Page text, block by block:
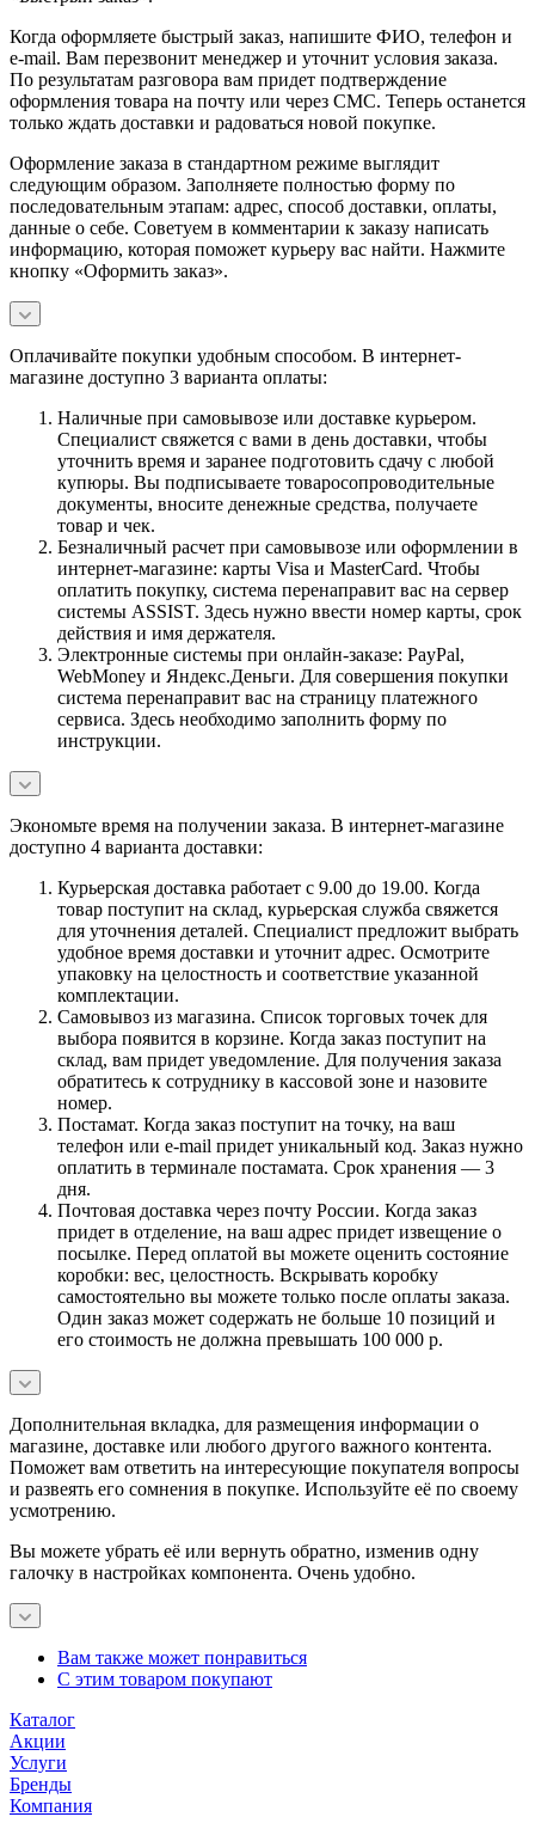
Когда оформляете быстрый заказ, напишите ФИО, телефон и
e-mail. Вам перезвонит менеджер и уточнит условия заказа.
По результатам разговора вам придет подтверждение
оформления товара на почту или через СМС. Теперь останется
только ждать доставки и радоваться новой покупке.
Оформление заказа в стандартном режиме выглядит
следующим образом. Заполняете полностью форму по
последовательным этапам: адрес, способ доставки, оплаты,
данные о себе. Советуем в комментарии к заказу написать
информацию, которая поможет курьеру вас найти. Нажмите
кнопку «Оформить заказ».
Оплачивайте покупки удобным способом. В интернет-
магазине доступно 3 варианта оплаты:
Наличные при самовывозе или доставке курьером.
Специалист свяжется с вами в день доставки, чтобы
уточнить время и заранее подготовить сдачу с любой
купюры. Вы подписываете товаросопроводительные
документы, вносите денежные средства, получаете
товар и чек.
Безналичный расчет при самовывозе или оформлении в
интернет-магазине: карты Visa и MasterCard. Чтобы
оплатить покупку, система перенаправит вас на сервер
системы ASSIST. Здесь нужно ввести номер карты, срок
действия и имя держателя.
Электронные системы при онлайн-заказе: PayPal,
WebMoney и Яндекс.Деньги. Для совершения покупки
система перенаправит вас на страницу платежного
сервиса. Здесь необходимо заполнить форму по
инструкции.
Экономьте время на получении заказа. В интернет-магазине
доступно 4 варианта доставки:
Курьерская доставка работает с 9.00 до 19.00. Когда
товар поступит на склад, курьерская служба свяжется
для уточнения деталей. Специалист предложит выбрать
удобное время доставки и уточнит адрес. Осмотрите
упаковку на целостность и соответствие указанной
комплектации.
Самовывоз из магазина. Список торговых точек для
выбора появится в корзине. Когда заказ поступит на
склад, вам придет уведомление. Для получения заказа
обратитесь к сотруднику в кассовой зоне и назовите
номер.
Постамат. Когда заказ поступит на точку, на ваш
телефон или e-mail придет уникальный код. Заказ нужно
оплатить в терминале постамата. Срок хранения — 3
дня.
Почтовая доставка через почту России. Когда заказ
придет в отделение, на ваш адрес придет извещение о
посылке. Перед оплатой вы можете оценить состояние
коробки: вес, целостность. Вскрывать коробку
самостоятельно вы можете только после оплаты заказа.
Один заказ может содержать не больше 10 позиций и
его стоимость не должна превышать 100 000 р.
Дополнительная вкладка, для размещения информации о
магазине, доставке или любого другого важного контента.
Поможет вам ответить на интересующие покупателя вопросы
и развеять его сомнения в покупке. Используйте её по своему
усмотрению.
Вы можете убрать её или вернуть обратно, изменив одну
галочку в настройках компонента. Очень удобно.
Вам также может понравиться
С этим товаром покупают
Каталог
Акции
Услуги
Бренды
Компания